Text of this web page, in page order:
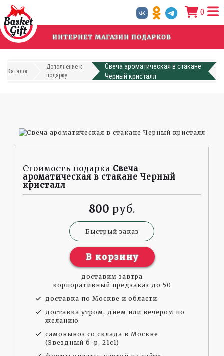
Перейти
основному
содержанию
0
ИНТЕРНЕТ МАГАЗИН ПОДАРКОВ
Каталог
Дополнение к
подарку
Свеча ароматическая в стакане
Черный кристалл
Стоимость подарка Свеча
ароматическая в стакане Черный
кристалл
800
Быстрый заказ
В корзину
доставим завтра
корпоративный предзаказ до 50
доставка по Москве и области
доставка утром, днем или вечером по
желанию
самовывоз со склада в Москве
(Звездный б-р, 21с1)